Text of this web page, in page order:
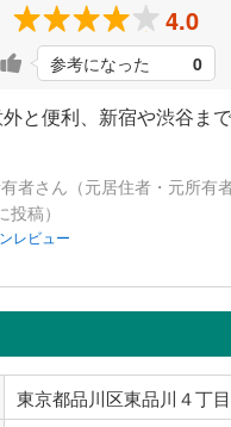
4.0
参考になった 0
と便利、新宿や渋谷まで
者さん（元居住者・元所有
投稿）
レビュー
東京都品川区東品川４丁